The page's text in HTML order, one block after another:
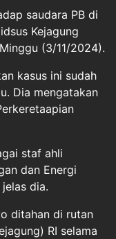
saudara PB di
Kejagung
(3/11/2024).
kasus ini sudah
Dia mengatakan
staf ahli
dan Energi
dia.
ditahan di rutan
RI selama